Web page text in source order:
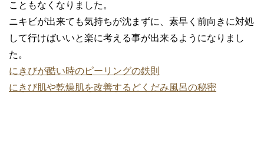
こともなくなりました。
ニキビが出来ても気持ちが沈まずに、素早く前向きに対処
して行けばいいと楽に考える事が出来るようになりまし
た。
にきびが酷い時のピーリングの鉄則
にきび肌や乾燥肌を改善するどくだみ風呂の秘密